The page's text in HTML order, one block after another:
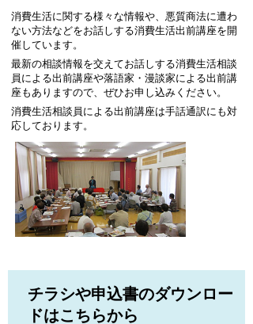
消費生活に関する様々な情報や、悪質商法に遭わ
ない方法などをお話しする消費生活出前講座を開
催しています。
最新の相談情報を交えてお話しする消費生活相談
員による出前講座や落語家・漫談家による出前講
座もありますので、ぜひお申し込みください。
消費生活相談員による出前講座は手話通訳にも対
応しております。
チラシや申込書のダウンロー
ドはこちらから